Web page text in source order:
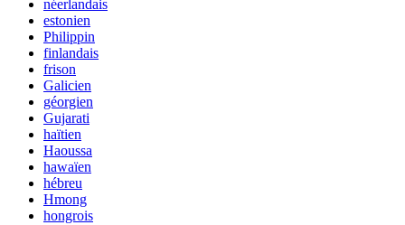
néerlandais
estonien
Philippin
finlandais
frison
Galicien
géorgien
Gujarati
haïtien
Haoussa
hawaïen
hébreu
Hmong
hongrois